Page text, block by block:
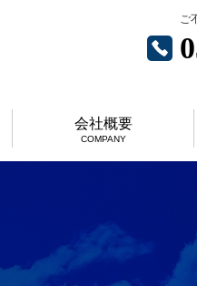
ご
会社概要
COMPANY